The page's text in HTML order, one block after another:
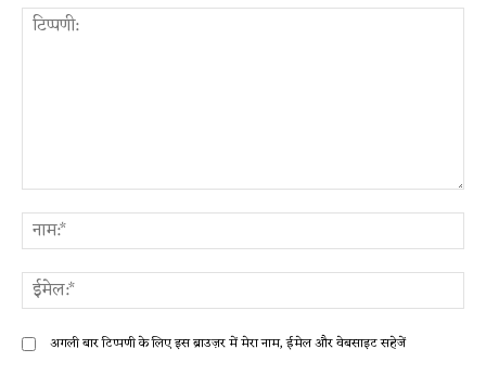
अगली बार टिप्पणी के लिए इस ब्राउज़र में मेरा नाम, ईमेल और वेबसाइट सहेजें